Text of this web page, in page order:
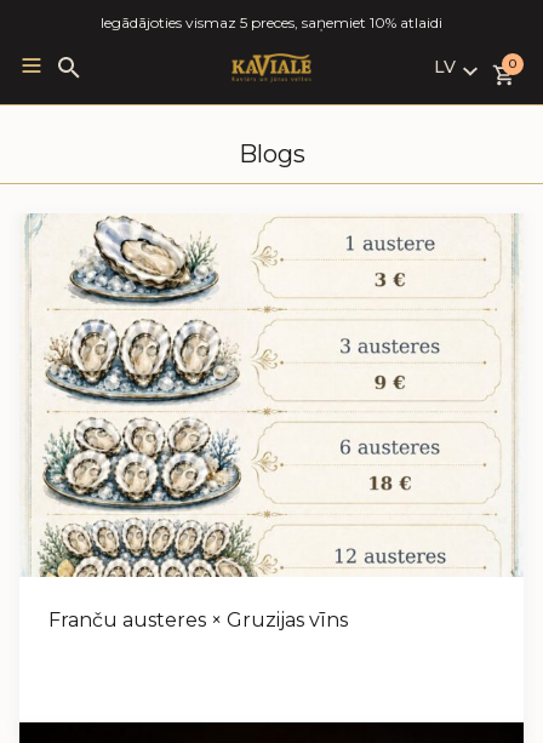
Iegādājoties vismaz 5 preces, saņemiet 10% atlaidi
Search
for:
LV
LV
EN
0
Blogs
Franču austeres × Gruzijas vīns